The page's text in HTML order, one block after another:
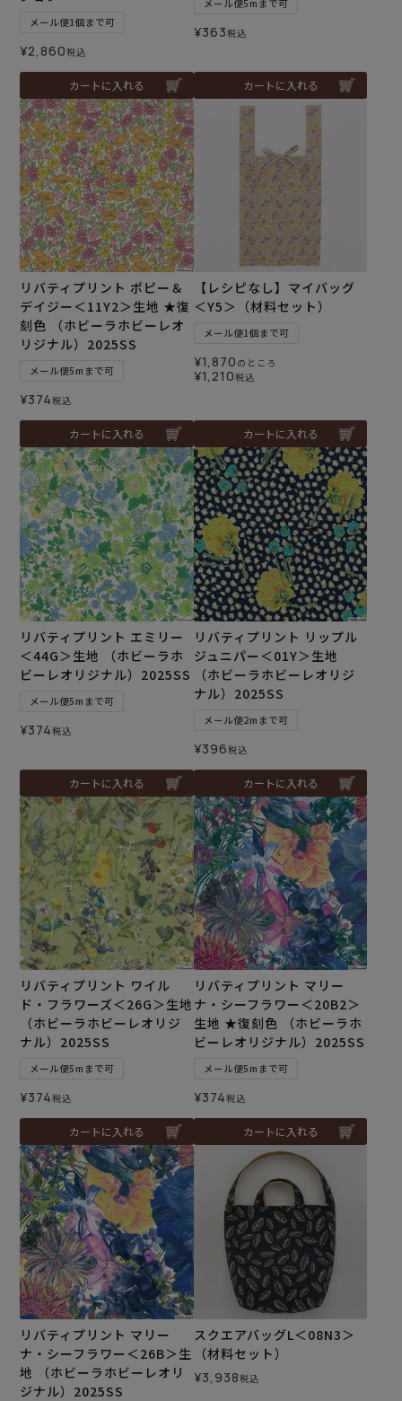
メール便1個まで可
¥2,860税込
カートに入れる
メール便5mまで可
¥363税込
カートに入れる
リバティプリント ポピー＆
デイジー＜11Y2＞生地 ★復
刻色 （ホビーラホビーレオ
リジナル）2025SS
メール便5mまで可
¥374税込
カートに入れる
【レシピなし】マイバッグ
＜Y5＞（材料セット）
メール便1個まで可
¥1,870 のところ
¥1,210税込
カートに入れる
リバティプリント エミリー
＜44G＞生地 （ホビーラホ
ビーレオリジナル）2025SS
メール便5mまで可
¥374税込
カートに入れる
リバティプリント リップル
ジュニパー＜01Y＞生地
（ホビーラホビーレオリジ
ナル）2025SS
メール便2mまで可
¥396税込
カートに入れる
リバティプリント ワイル
ド・フラワーズ＜26G＞生地
（ホビーラホビーレオリジ
ナル）2025SS
メール便5mまで可
¥374税込
カートに入れる
リバティプリント マリー
ナ・シーフラワー＜20B2＞
生地 ★復刻色 （ホビーラホ
ビーレオリジナル）2025SS
メール便5mまで可
¥374税込
カートに入れる
リバティプリント マリー
ナ・シーフラワー＜26B＞生
地 （ホビーラホビーレオリ
ジナル）2025SS
スクエアバッグL＜08N3＞
（材料セット）
¥3,938税込